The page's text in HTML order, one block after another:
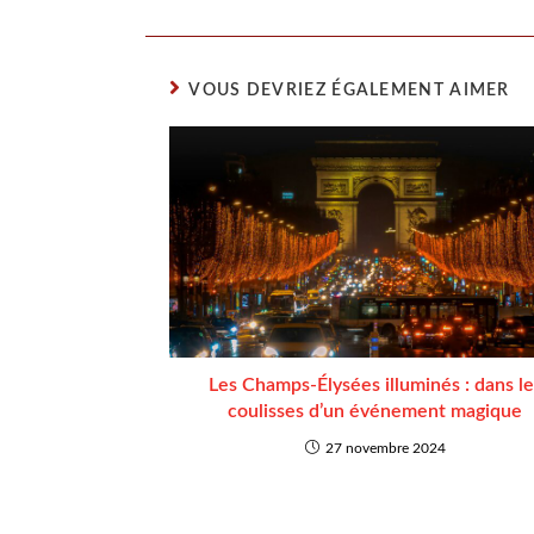
VOUS DEVRIEZ ÉGALEMENT AIMER
Les Champs-Élysées illuminés : dans
coulisses d’un événement magique
27 novembre 2024